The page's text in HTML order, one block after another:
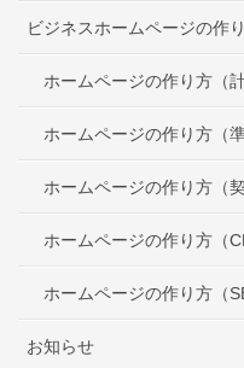
ビジネスホームページの作
ホームページの作り方（計
ホームページの作り方（準
ホームページの作り方（契
ホームページの作り方（
ホームページの作り方（
お知らせ